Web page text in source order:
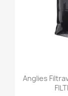
Anglies